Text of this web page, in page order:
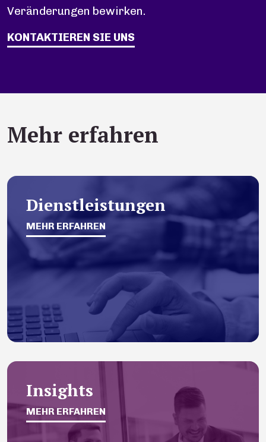
Veränderungen bewirken.
KONTAKTIEREN SIE UNS
Mehr erfahren
Dienstleistungen
MEHR ERFAHREN
Insights
MEHR ERFAHREN